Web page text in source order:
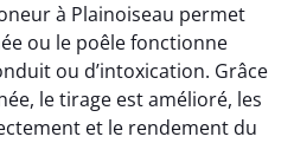
à Plainoiseau permet
ou le poêle fonctionne
ou d’intoxication. Grâce
le tirage est amélioré, les
et le rendement du